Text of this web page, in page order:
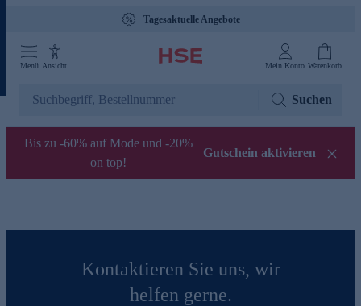
Tagesaktuelle Angebote
Menü Ansicht Mein Konto Warenkorb
Suchen
Bis zu -60% auf Mode und -20%
on top!
Gutschein aktivieren
Kontaktieren Sie uns, wir
helfen gerne.